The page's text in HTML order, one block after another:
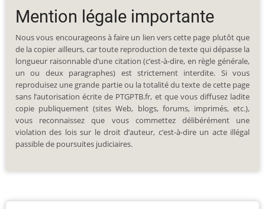
Mention légale importante
Nous vous encourageons à faire un lien vers cette page plutôt que
de la copier ailleurs, car toute reproduction de texte qui dépasse la
longueur raisonnable d’une citation (c’est-à-dire, en règle générale,
un ou deux paragraphes) est strictement interdite. Si vous
reproduisez une grande partie ou la totalité du texte de cette page
sans l’autorisation écrite de PTGPTB.fr, et que vous diffusez ladite
copie publiquement (sites Web, blogs, forums, imprimés, etc.),
vous reconnaissez que vous commettez délibérément une
violation des lois sur le droit d’auteur, c’est-à-dire un acte illégal
passible de poursuites judiciaires.